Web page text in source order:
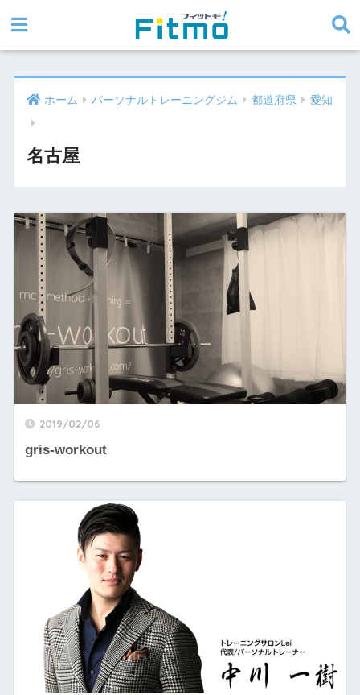
ホーム パーソナルトレーニングジム 都道府県 愛知
名古屋
2019/02/06
gris-workout